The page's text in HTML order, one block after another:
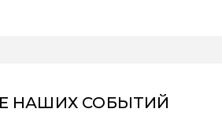
НАШИХ СОБЫТИЙ